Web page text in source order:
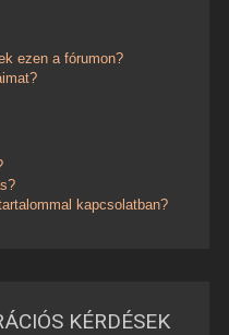
ezen a fórumon?
kapcsolatban?
KÉRDÉSEK